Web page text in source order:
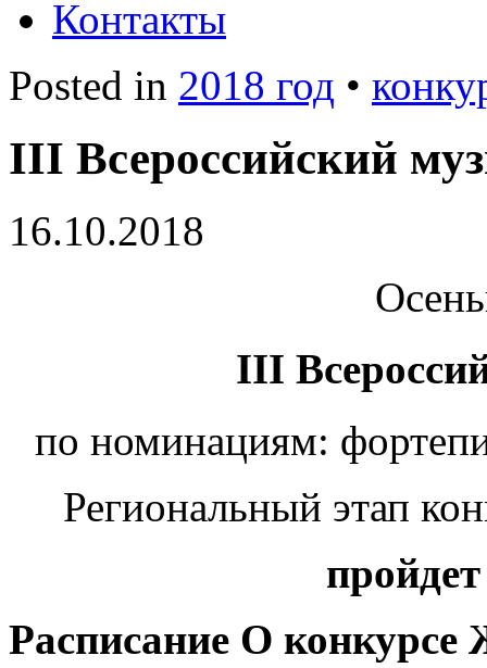
Контакты
Posted in 2018 год •
III Всероссийский
16.10.2018
III
по номинациям:
Региональный этап
Расписание О конкурсе